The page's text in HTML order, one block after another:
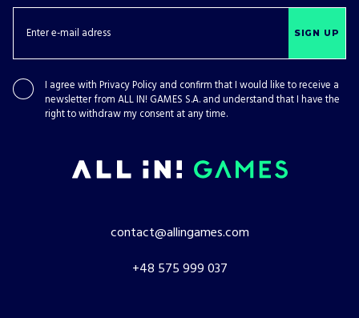
SIGN UP
I agree with Privacy Policy and confirm that I would like to receive a
newsletter from ALL IN! GAMES S.A. and understand that I have the
right to withdraw my consent at any time.
contact@allingames.com
+48 575 999 037